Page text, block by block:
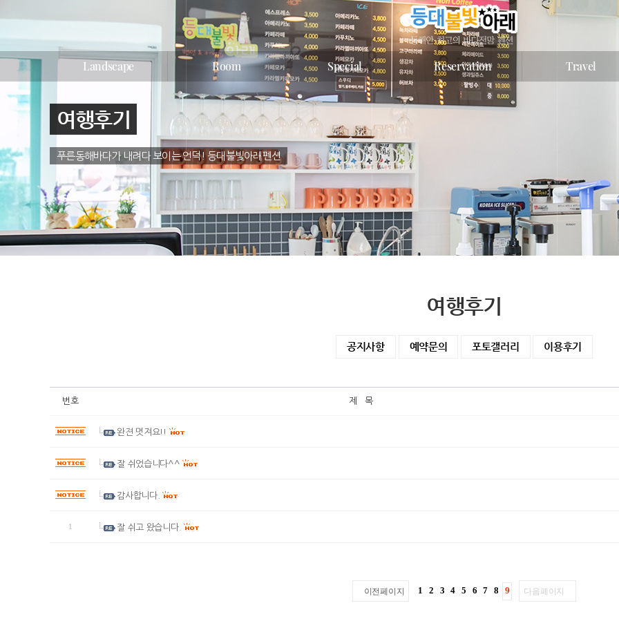
Landscape Room Special Reservation Travel
여행후기
푸른동해바다가 내려다 보이는 언덕! 등대불빛아래펜션
여행후기
공지사항 예약문의 포토갤러리 이용후기
번호 제 목
완젼 멋져요!!
잘 쉬었습니다^^
감사합니다.
1 잘 쉬고 왔습니다.
이전페이지 1 2 3 4 5 6 7 8 9 다음페이지